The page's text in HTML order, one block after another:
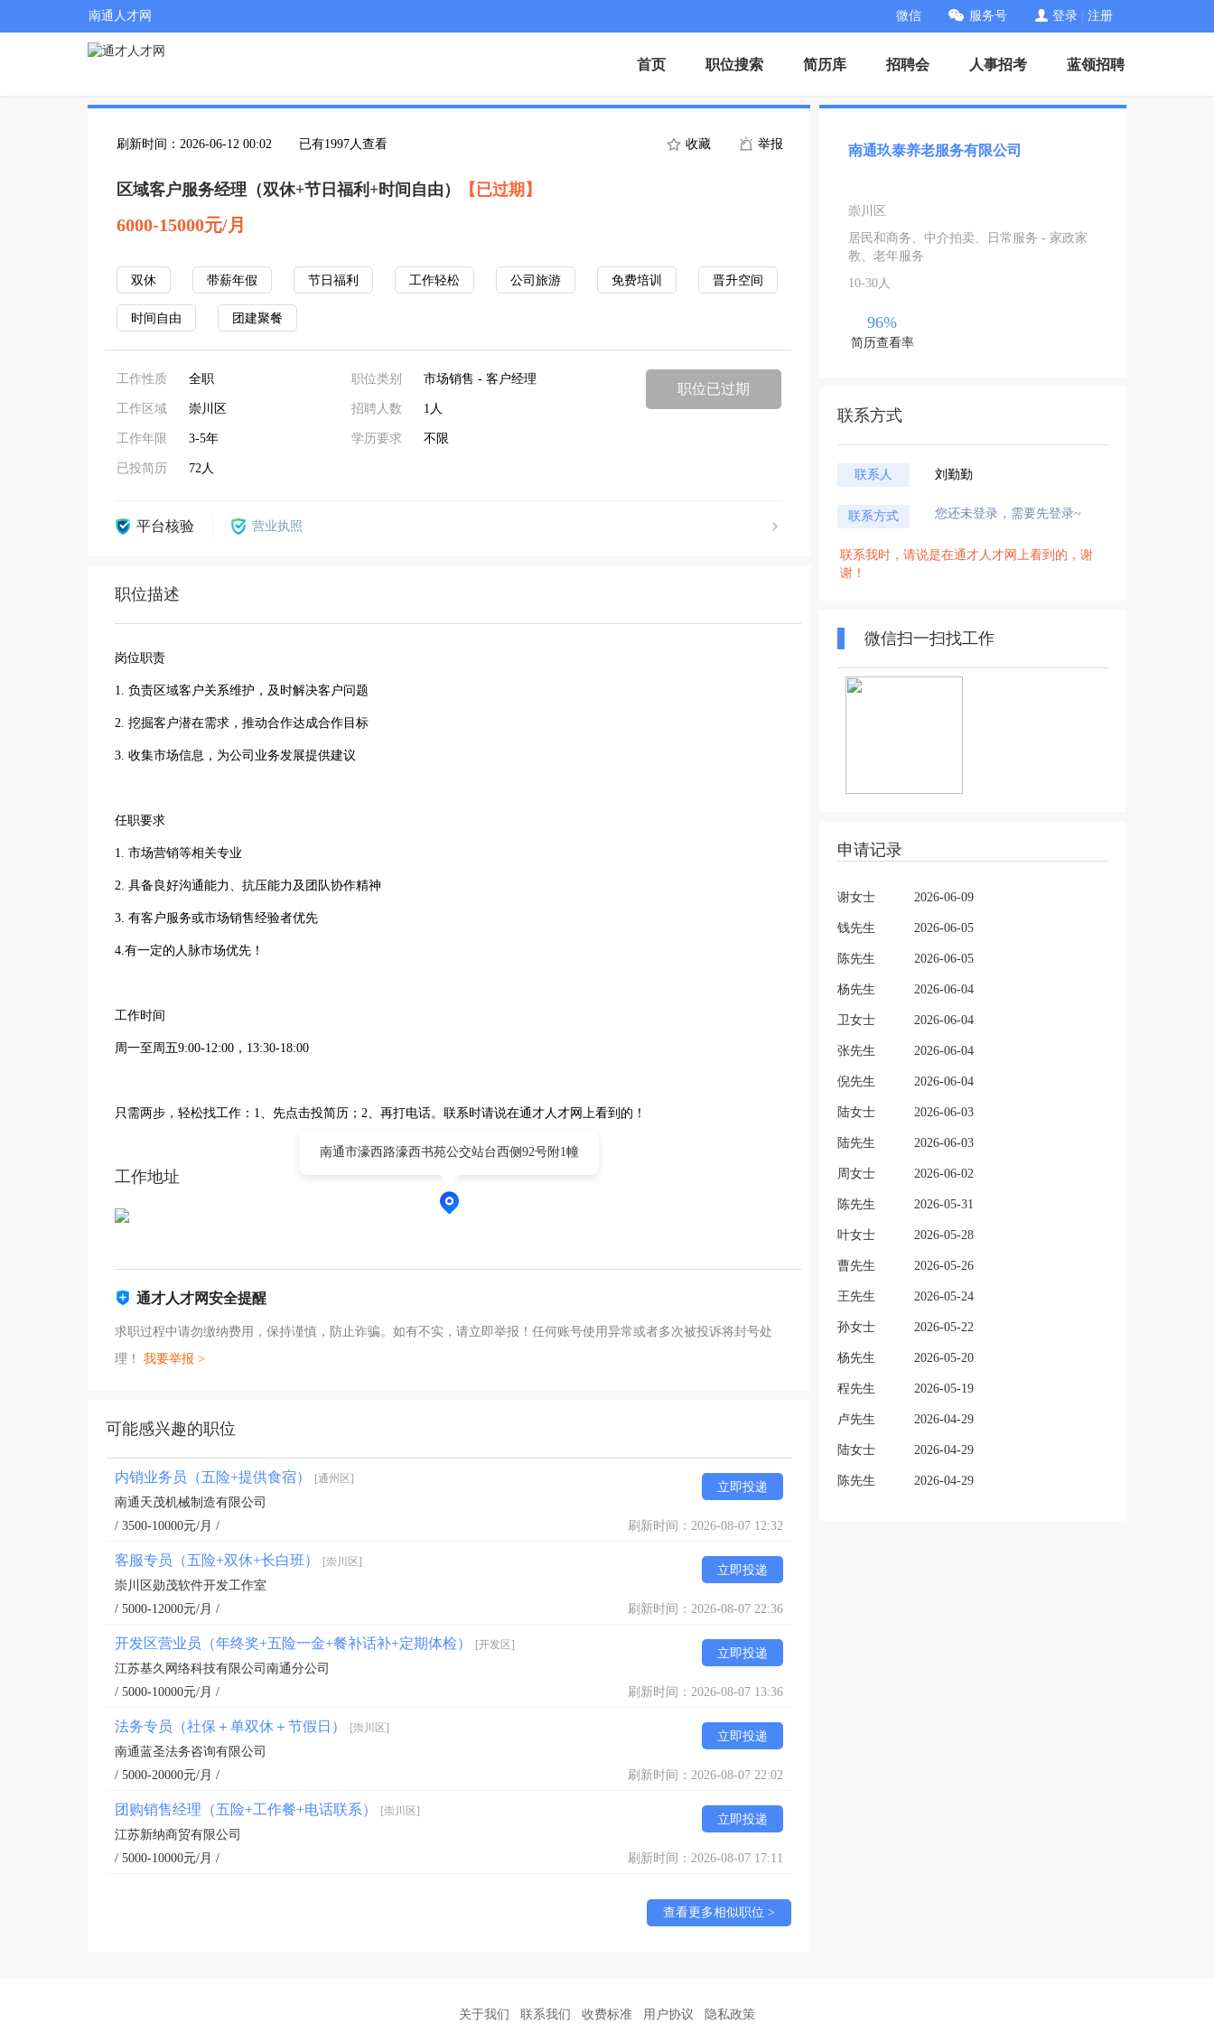
南通人才网 微信 服务号 登录 注册
首页 职位搜索 简历库 招聘会 人事招考 蓝领招聘
刷新时间：2026-06-12 00:02 已有1997人查看 收藏 举报
区域客户服务经理（双休+节日福利+时间自由） 【已过期】
6000-15000元/月
双休 带薪年假 节日福利 工作轻松 公司旅游 免费培训 晋升空间
时间自由 团建聚餐
工作性质 全职
工作区域 崇川区
工作年限 3-5年
已投简历 72人
职位类别 市场销售 - 客户经理
招聘人数 1人
学历要求 不限
职位已过期
平台核验 营业执照
职位描述
岗位职责
1. 负责区域客户关系维护，及时解决客户问题
2. 挖掘客户潜在需求，推动合作达成合作目标
3. 收集市场信息，为公司业务发展提供建议
任职要求
1. 市场营销等相关专业
2. 具备良好沟通能力、抗压能力及团队协作精神
3. 有客户服务或市场销售经验者优先
4.有一定的人脉市场优先！
工作时间
周一至周五9:00-12:00，13:30-18:00
只需两步，轻松找工作：1、先点击投简历；2、再打电话。联系时请说在通才人才网上看到的！
工作地址
南通市濠西路濠西书苑公交站台西侧92号附1幢
通才人才网安全提醒
求职过程中请勿缴纳费用，保持谨慎，防止诈骗。如有不实，请立即举报！任何账号使用异常或者多次被投诉将封号处
理！ 我要举报 >
可能感兴趣的职位
内销业务员（五险+提供食宿） [通州区]
立即投递
南通天茂机械制造有限公司
/ 3500-10000元/月 /
刷新时间：2026-08-07 12:32
客服专员（五险+双休+长白班） [崇川区]
立即投递
崇川区勋茂软件开发工作室
/ 5000-12000元/月 /
刷新时间：2026-08-07 22:36
开发区营业员（年终奖+五险一金+餐补话补+定期体检） [开发区]
立即投递
江苏基久网络科技有限公司南通分公司
/ 5000-10000元/月 /
刷新时间：2026-08-07 13:36
法务专员（社保＋单双休＋节假日） [崇川区]
立即投递
南通蓝圣法务咨询有限公司
/ 5000-20000元/月 /
刷新时间：2026-08-07 22:02
团购销售经理（五险+工作餐+电话联系） [崇川区]
立即投递
江苏新纳商贸有限公司
/ 5000-10000元/月 /
刷新时间：2026-08-07 17:11
查看更多相似职位 >
南通玖泰养老服务有限公司
崇川区
居民和商务、中介拍卖、日常服务 - 家政家
教、老年服务
10-30人
96%
简历查看率
联系方式
联系人 刘勤勤
联系方式 您还未登录，需要先登录~
联系我时，请说是在通才人才网上看到的，谢
谢！
微信扫一扫找工作
申请记录
谢女士 2026-06-09
钱先生 2026-06-05
陈先生 2026-06-05
杨先生 2026-06-04
卫女士 2026-06-04
张先生 2026-06-04
倪先生 2026-06-04
陆女士 2026-06-03
陆先生 2026-06-03
周女士 2026-06-02
陈先生 2026-05-31
叶女士 2026-05-28
曹先生 2026-05-26
王先生 2026-05-24
孙女士 2026-05-22
杨先生 2026-05-20
程先生 2026-05-19
卢先生 2026-04-29
陆女士 2026-04-29
陈先生 2026-04-29
关于我们 联系我们 收费标准 用户协议 隐私政策